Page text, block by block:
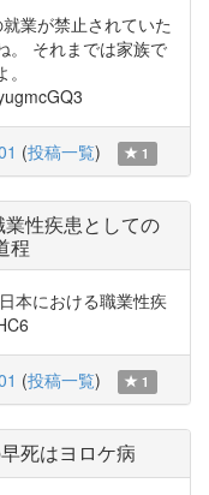
業が禁止されていた
。 それまでは家族で
(投稿一覧) 1
性疾患としての
程
本における職業性疾
(投稿一覧) 1
死はヨロケ病